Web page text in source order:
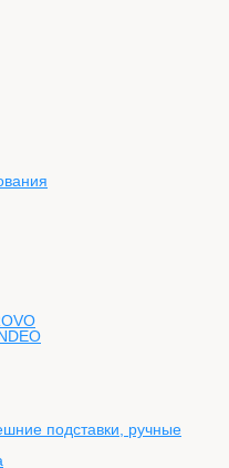
подставки, ручные